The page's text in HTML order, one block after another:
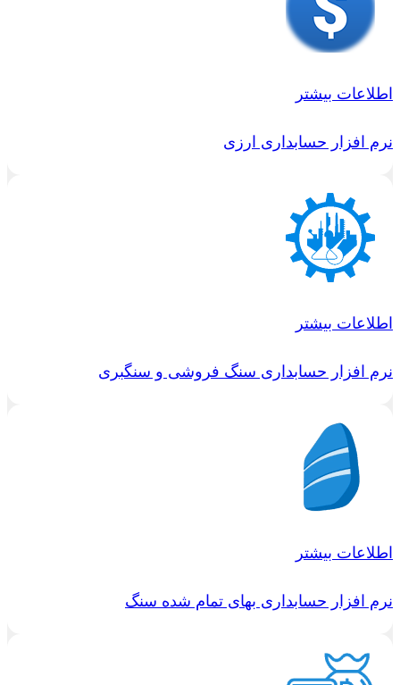
اطلاعات بیشتر
نرم افزار حسابداری ارزی
اطلاعات بیشتر
نرم افزار حسابداری سنگ فروشی و سنگبری
اطلاعات بیشتر
نرم افزار حسابداری بهای تمام شده سنگ